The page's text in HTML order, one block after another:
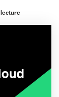
lecture